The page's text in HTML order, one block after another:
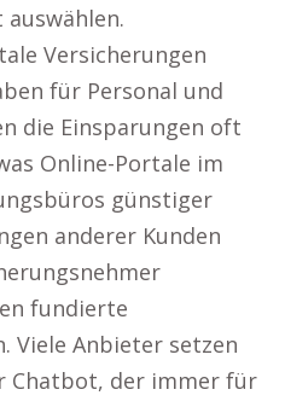
Versicherungen
für Personal und
die Einsparungen oft
Online-Portale im
günstiger
anderer Kunden
fundierte
Viele Anbieter setzen
Chatbot, der immer für